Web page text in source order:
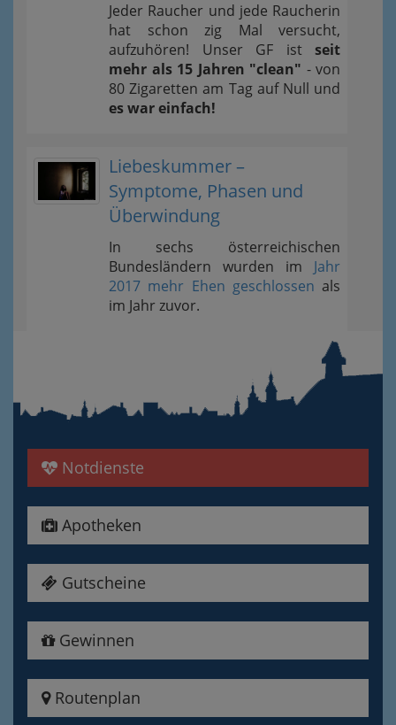
Jeder Raucher und jede Raucherin
hat schon zig Mal versucht,
aufzuhören! Unser GF ist seit
mehr als 15 Jahren "clean" - von
80 Zigaretten am Tag auf Null und
es war einfach!
Liebeskummer –
Symptome, Phasen und
Überwindung
In sechs österreichischen
Bundesländern wurden im Jahr
2017 mehr Ehen geschlossen als
im Jahr zuvor.
Notdienste
Apotheken
Gutscheine
Gewinnen
Routenplan